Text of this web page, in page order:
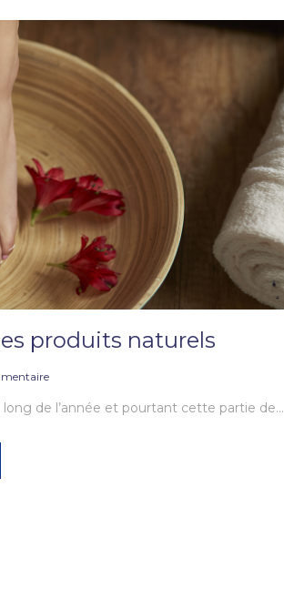
produits naturels
de l’année et pourtant cette partie de…